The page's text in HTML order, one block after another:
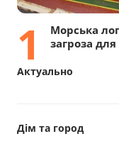
1
Морська
загроза
Актуально
Дім та город